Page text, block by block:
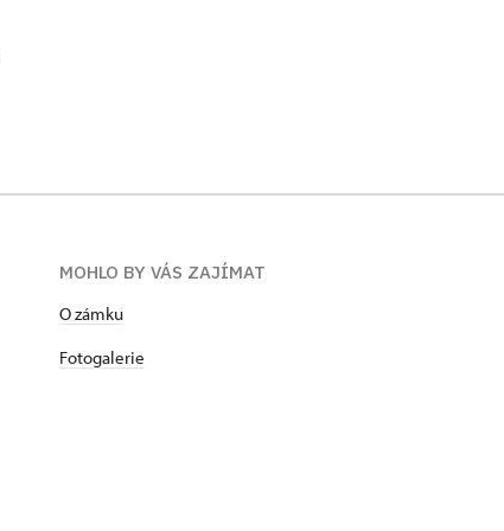
MOHLO BY VÁS ZAJÍMAT
O zámku
Fotogalerie